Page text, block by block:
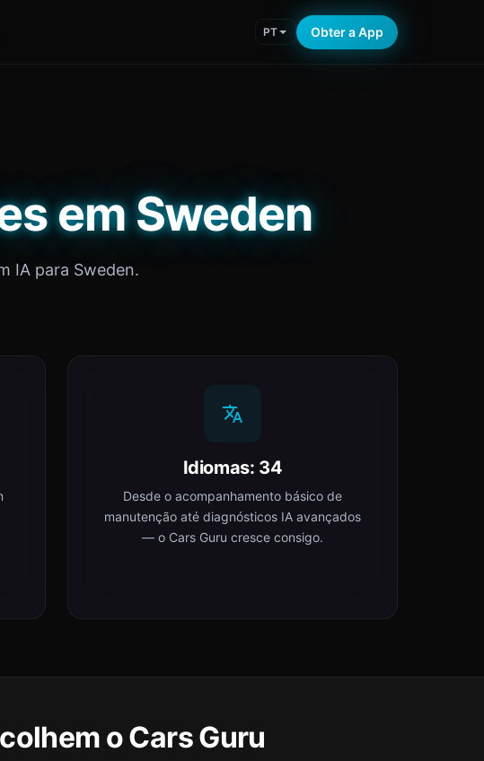
PT Obter a App
em Sweden
IA para Sweden.
Idiomas: 34
Desde o acompanhamento básico de
manutenção até diagnósticos IA avançados
— o Cars Guru cresce consigo.
o Cars Guru